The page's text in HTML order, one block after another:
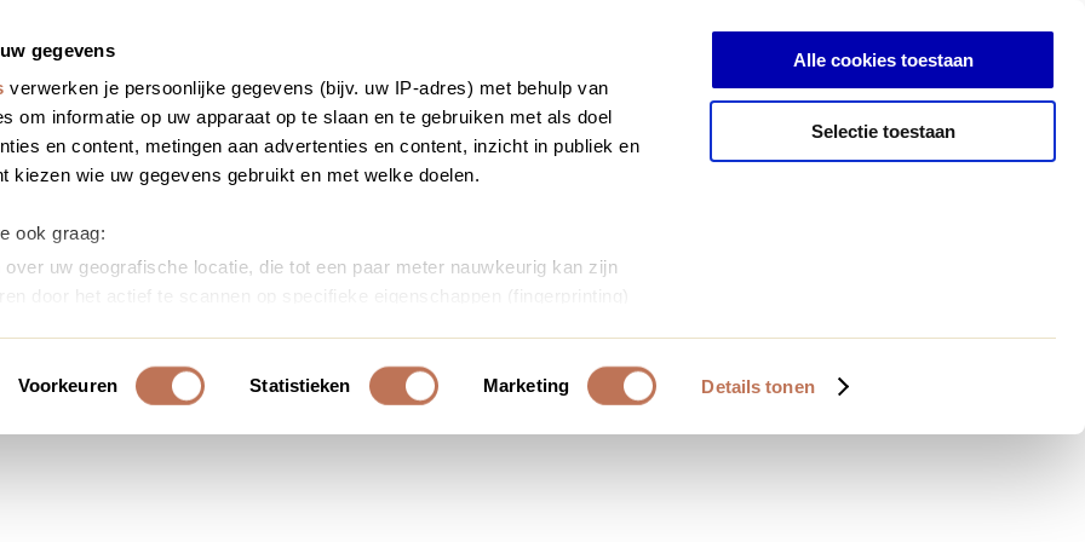
gegevens
verwerken je persoonlijke gegevens (bijv. uw IP-adres) met behulp van
om informatie op uw apparaat op te slaan en te gebruiken met als doel
en content, metingen aan advertenties en content, inzicht in publiek en
kiezen wie uw gegevens gebruikt en met welke doelen.
ook graag:
uw geografische locatie, die tot een paar meter nauwkeurig kan zijn
door het actief te scannen op specifieke eigenschappen (fingerprinting)
Voorkeuren Statistieken Marketing Details tonen
Alle cookies toestaan
Selectie toestaan
Inloggen